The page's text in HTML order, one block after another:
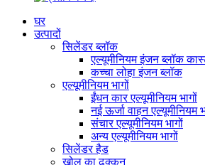
घर
उत्पादों
सिलेंडर ब्लॉक
एल्यूमीनियम इंजन ब्लॉक
कच्चा लोहा इंजन ब्लॉक
एल्यूमीनियम भागों
ईंधन कार एल्यूमीनियम भागों
नई ऊर्जा वाहन एल्यूमीनियम
संचार एल्यूमीनियम भागों
अन्य एल्यूमीनियम भागों
सिलेंडर हैड
खोल का ढक्कन